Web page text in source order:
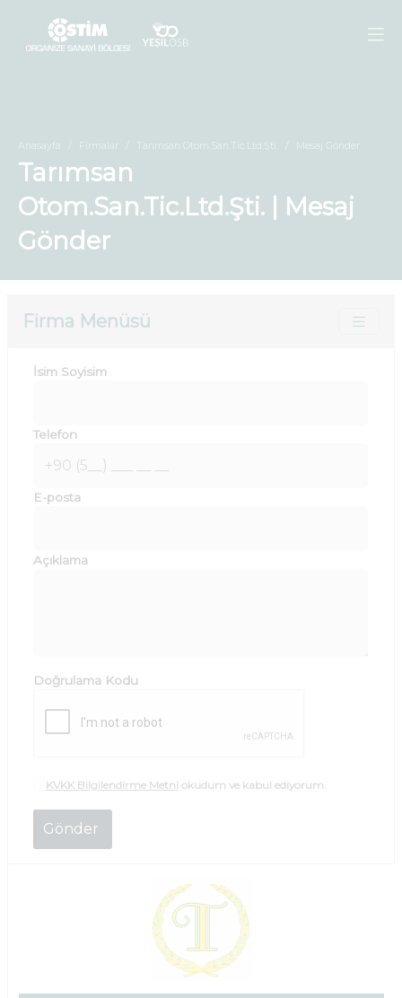
Anasayfa Firmalar Tarımsan Otom.San.Tic.Ltd.Şti. Mesaj Gönder
Tarımsan
Otom.San.Tic.Ltd.Şti. | Mesaj
Gönder
Firma Menüsü
İsim Soyisim
Telefon
E-posta
Açıklama
Doğrulama Kodu
KVKK Bilgilendirme Metni okudum ve kabul ediyorum.